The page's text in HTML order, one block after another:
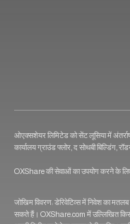
ओएक्सशेयर लिमिटेड को सेंट लूसिया में
कार्यालय ग्राउंड फ्लोर, द सोथबी बिल्डिंग,
OXShare की सेवाओं का उपयोग करने के लिए
जोखिम विवरण: डेरिवेटिव्स में निवेश का
सकते हैं। OXShare.com में उल्लिखित किसी